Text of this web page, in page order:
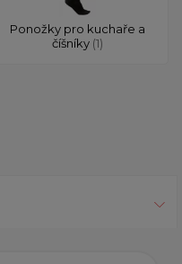
Ponožky pro kuchaře a
číšníky (1)